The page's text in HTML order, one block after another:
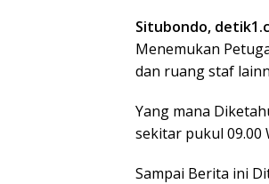
Situbondo,
Menemukan
dan ruang staf
Yang mana
sekitar pukul 09.00
Sampai Berita ini